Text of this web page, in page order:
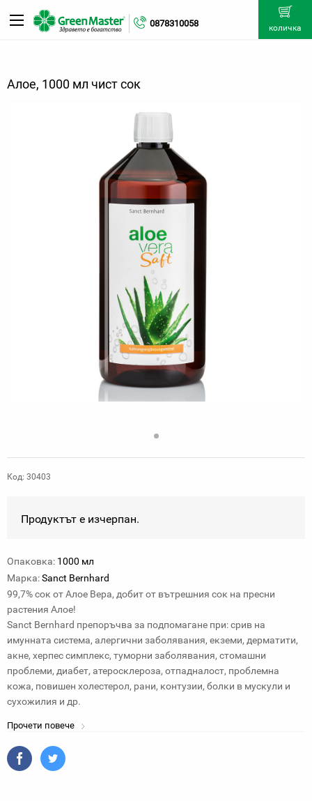
0878310058 количка
Алое, 1000 мл чист сок
Код: 30403
Продуктът е изчерпан.
Опаковка: 1000 мл
Марка:Sanct Bernhard
99,7% сок от Алое Вера, добит от вътрешния сок на пресни
растения Алое!
Sanct Bernhard препоръчва за подпомагане при: срив на
имунната система, алергични заболявания, екземи, дерматити,
акне, херпес симплекс, туморни заболявания, стомашни
проблеми, диабет, атеросклероза, отпадналост, проблемна
кожа, повишен холестерол, рани, контузии, болки в мускули и
сухожилия и др.
Прочети повече